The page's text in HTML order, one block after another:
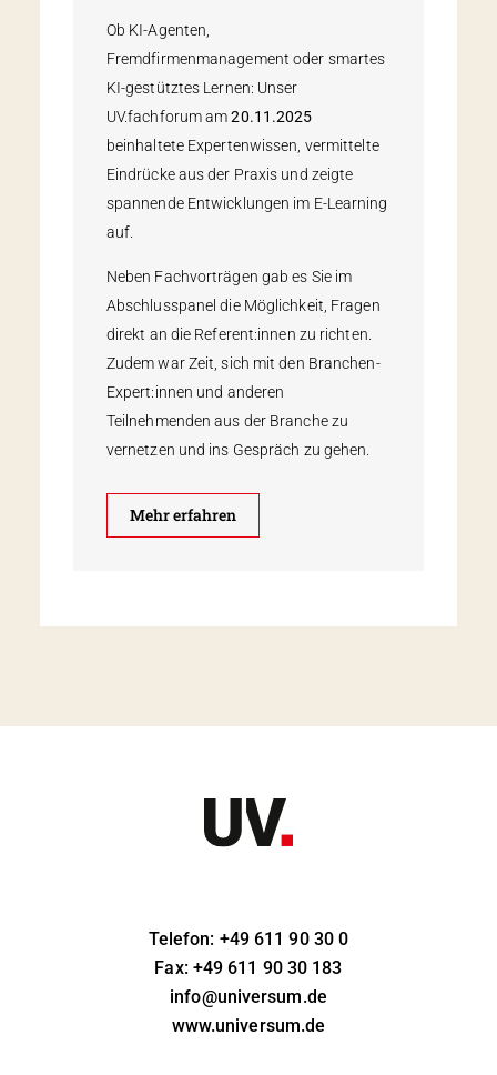
Ob KI-Agenten,
Fremdfirmenmanagement oder smartes
KI-gestütztes Lernen: Unser
UV.fachforum am20.11.2025
beinhaltete Expertenwissen, vermittelte
Eindrücke aus der Praxis und zeigte
spannende Entwicklungen im E-Learning
auf.
Neben Fachvorträgen gab es Sie im
Abschlusspanel die Möglichkeit, Fragen
direkt an die Referent:innen zu richten.
Zudem war Zeit, sich mit den Branchen-
Expert:innen und anderen
Teilnehmenden aus der Branche zu
vernetzen und ins Gespräch zu gehen.
Mehr erfahren
Telefon: +49 611 90 30 0
Fax: +49 611 90 30 183
info@universum.de
www.universum.de